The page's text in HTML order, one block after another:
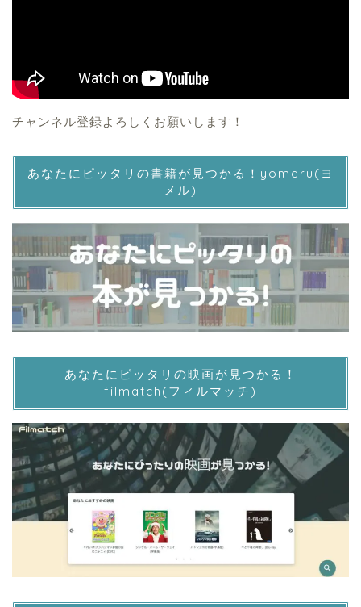
チャンネル登録よろしくお願いします！
あなたにピッタリの書籍が見つかる！yomeru(ヨ
メル)
あなたにピッタリの映画が見つかる！
filmatch(フィルマッチ)